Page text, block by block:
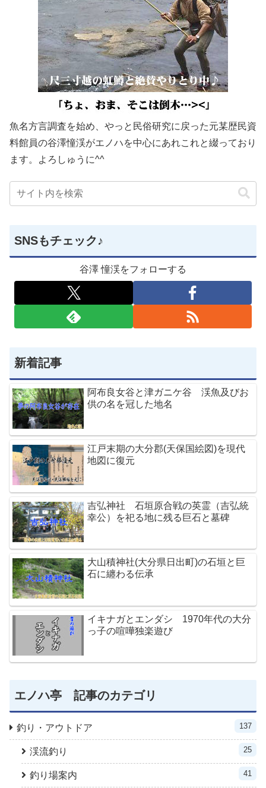
魚名方言調査を始め、やっと民俗研究に戻った元某歴民資
料館員の谷澤憧渓がエノハを中心にあれこれと綴っており
ます。よろしゅうに^^
SNSもチェック♪
谷澤 憧渓をフォローする
新着記事
阿布良女谷と津ガニケ谷 渓魚及びお
供の名を冠した地名
江戸末期の大分郡(天保国絵図)を現代
地図に復元
吉弘神社 石垣原合戦の英霊（吉弘統
幸公）を祀る地に残る巨石と墓碑
大山積神社(大分県日出町)の石垣と巨
石に纏わる伝承
イキナガとエンダシ 1970年代の大分
っ子の喧嘩独楽遊び
エノハ亭 記事のカテゴリ
釣り・アウトドア 137
渓流釣り 25
釣り場案内 41